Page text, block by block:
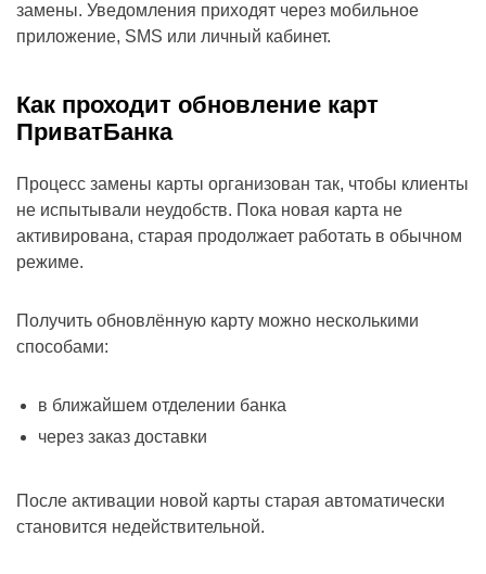
замены. Уведомления приходят через мобильное
приложение, SMS или личный кабинет.
Как проходит обновление карт
ПриватБанка
Процесс замены карты организован так, чтобы клиенты
не испытывали неудобств. Пока новая карта не
активирована, старая продолжает работать в обычном
режиме.
Получить обновлённую карту можно несколькими
способами:
в ближайшем отделении банка
через заказ доставки
После активации новой карты старая автоматически
становится недействительной.